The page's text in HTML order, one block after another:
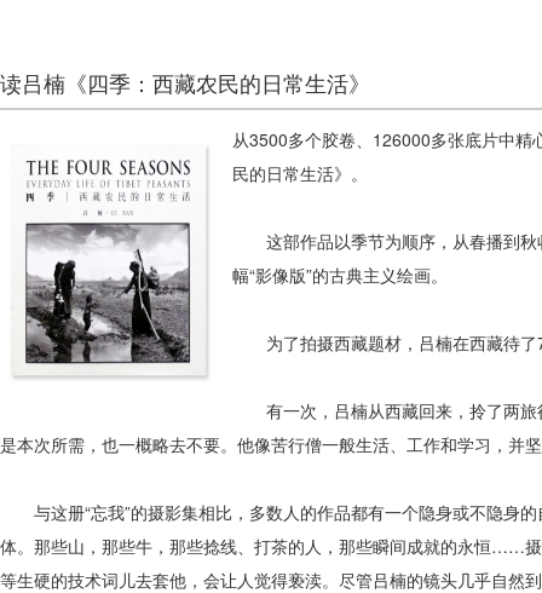
读吕楠《四季：西藏农民的日常生活》
从3500多个胶卷、126000多张底片中
民的日常生活》。
这部作品以季节为顺序，从春播到秋
幅“影像版”的古典主义绘画。
为了拍摄西藏题材，吕楠在西藏待了
有一次，吕楠从西藏回来，拎了两旅
是本次所需，也一概略去不要。他像苦行僧一般生活、工作和学习，并
与这册“忘我”的摄影集相比，多数人的作品都有一个隐身或不隐身
体。那些山，那些牛，那些捻线、打茶的人，那些瞬间成就的永恒……
等生硬的技术词儿去套他，会让人觉得亵渎。尽管吕楠的镜头几乎自然